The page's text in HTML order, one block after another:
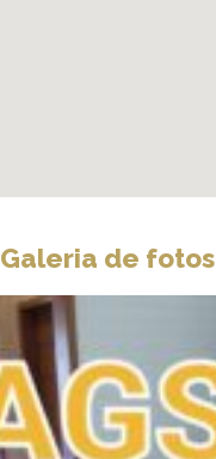
Galeria de fotos